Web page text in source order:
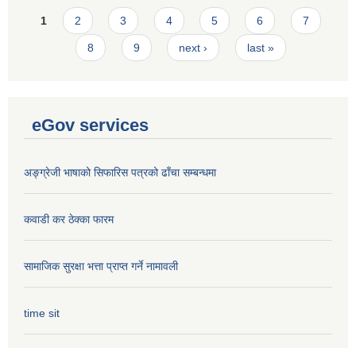
Pages
1 2 3 4 5 6 7
8 9 next › last »
eGov services
अङ्ग्रेजी भाषाको सिफारिस पत्रको ढाँचा सम्बन्धमा
कवाडी कर ठेक्का फारम
सामाजिक सुरक्षा भत्ता प्राप्त गर्ने नामावली
time sit